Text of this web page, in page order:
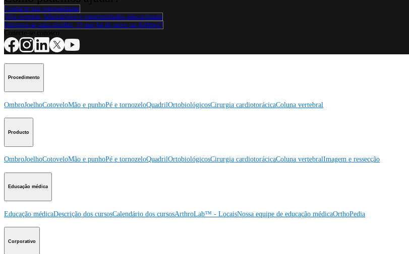
Contacte um representante
Veja eventos, laboratórios e oportunidades educacionais
Inscreva-se para receber: O que há de novo na Arthrex?
Procedimento
OmbroJoelhoCotoveloMão e punhoPé e tornozeloQuadrilOrtobiológicosCirurgia cardiotorácicaColuna vertebral
Producto
OmbroJoelhoCotoveloMão e punhoPé e tornozeloQuadrilOrtobiológicosCirurgia cardiotorácicaColuna vertebralImagem e ressecção
Educação médica
Educação médicaDescrição dos cursosCalendário dos cursosArthroLab™ - LocaisNossa equipe de educação médicaOrthoPedia
Corporativo